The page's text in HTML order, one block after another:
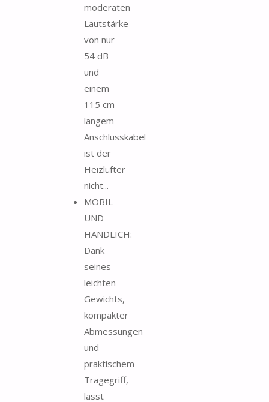
moderaten
Lautstärke
von nur
54 dB
und
einem
115 cm
langem
Anschlusskabel
ist der
Heizlüfter
nicht...
MOBIL
UND
HANDLICH:
Dank
seines
leichten
Gewichts,
kompakter
Abmessungen
und
praktischem
Tragegriff,
lässt